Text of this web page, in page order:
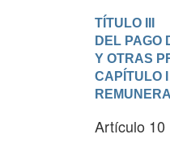
TÍTULO III
DEL PAGO
Y OTRAS
CAPÍTULO I
Artículo 10